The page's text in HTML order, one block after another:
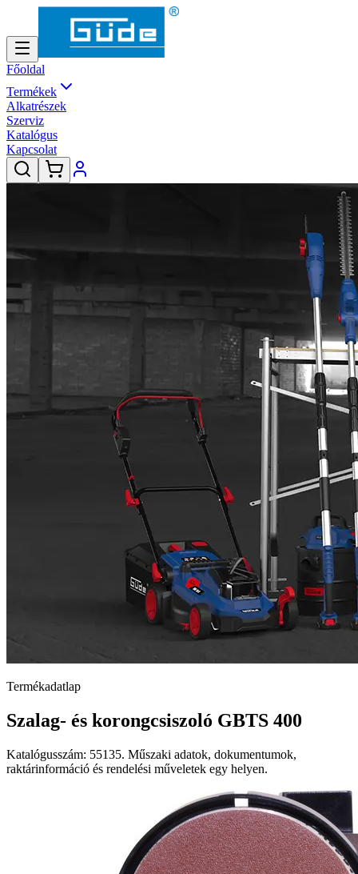
Főoldal
Termékek
Alkatrészek
Szerviz
Katalógus
Kapcsolat
Termékadatlap
Szalag- és korongcsiszoló GBTS 400
Katalógusszám: 55135. Műszaki adatok, dokumentumok,
raktárinformáció és rendelési műveletek egy helyen.